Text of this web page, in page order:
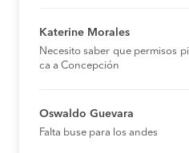
Katerine Morales
Necesito saber que permisos
ca a Concepción
Oswaldo Guevara
Falta buse para los andes